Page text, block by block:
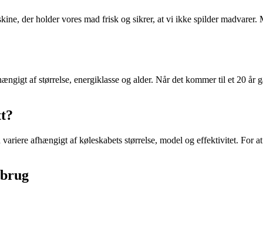
der holder vores mad frisk og sikrer, at vi ikke spilder
af størrelse, energiklasse og alder. Når det kommer til et 20
afhængigt af køleskabets størrelse, model og effektivitet. For